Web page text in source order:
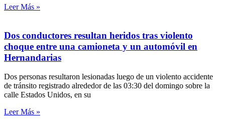
Leer Más »
Dos conductores resultan heridos tras violento
choque entre una camioneta y un automóvil en
Hernandarias
Dos personas resultaron lesionadas luego de un violento accidente
de tránsito registrado alrededor de las 03:30 del domingo sobre la
calle Estados Unidos, en su
Leer Más »